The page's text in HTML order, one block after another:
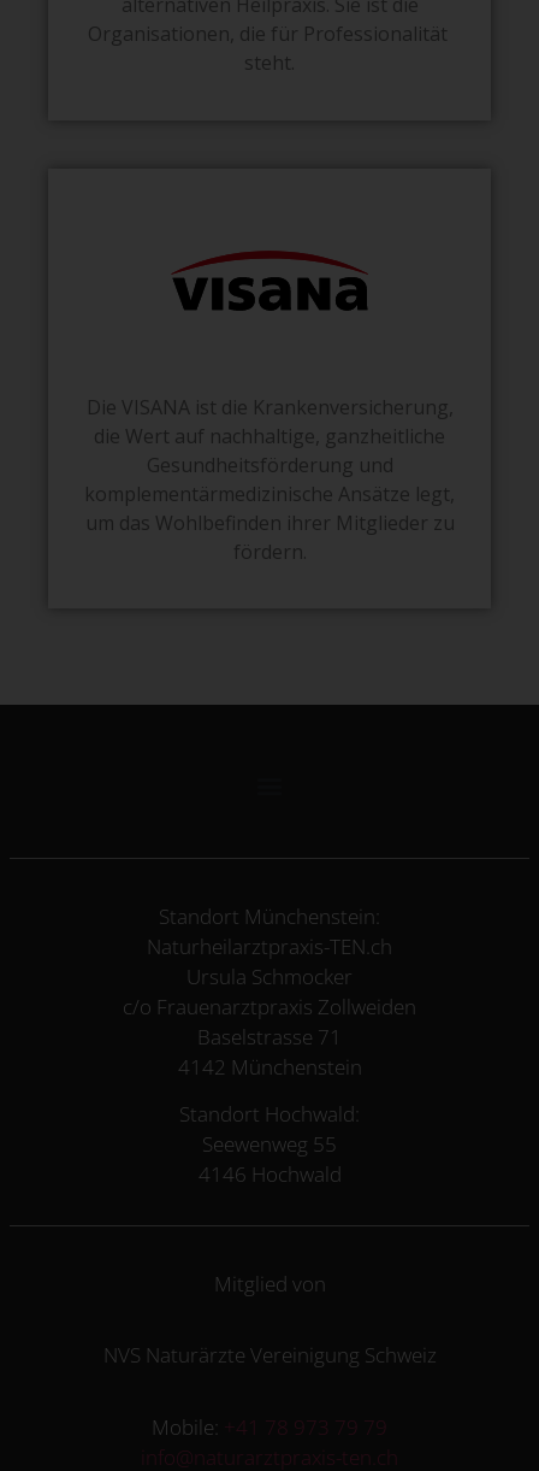
alternativen Heilpraxis. Sie ist die
Organisationen, die für Professionalität
steht.
Die VISANA ist die Krankenversicherung,
die Wert auf nachhaltige, ganzheitliche
Gesundheitsförderung und
komplementärmedizinische Ansätze legt,
um das Wohlbefinden ihrer Mitglieder zu
fördern.
Standort Münchenstein:
Naturheilarztpraxis-TEN.ch
Ursula Schmocker
c/o Frauenarztpraxis Zollweiden
Baselstrasse 71
4142 Münchenstein
Standort Hochwald:
Seewenweg 55
4146 Hochwald
Mitglied von
NVS Naturärzte Vereinigung Schweiz
Mobile: +41 78 973 79 79
info@naturarztpraxis-ten.ch